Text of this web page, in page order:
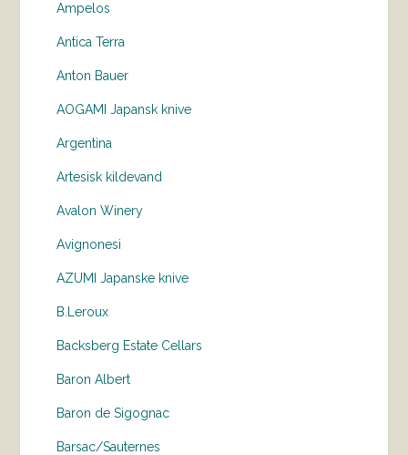
Ampelos
Antica Terra
Anton Bauer
AOGAMI Japansk knive
Argentina
Artesisk kildevand
Avalon Winery
Avignonesi
AZUMI Japanske knive
B.Leroux
Backsberg Estate Cellars
Baron Albert
Baron de Sigognac
Barsac/Sauternes